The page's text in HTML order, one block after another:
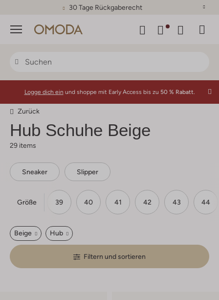
30 Tage Rückgaberecht
Menü
Logge dich ein und shoppe mit Early Access bis zu 50 % Rabatt.
Zurück
Hub Schuhe Beige
29 items
Sneaker Slipper
Größe
38 39 40 41 42 43 44
Beige Hub
Filtern und sortieren